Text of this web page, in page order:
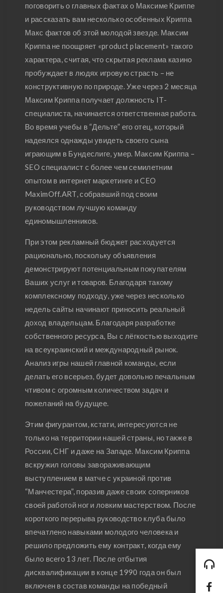
поговорить о главных фактах о Максиме Криппе
и рассказать вам несколько особенных Криппа
Макс фактов об этой молодой звезде. Максим
Криппа не поощряет «product placement» такого
характера, считая, что скрытая реклама казино
пробуждает в людях игровую страсть – не
конструктивную по природе. Уже через 2 месяца
Максим Криппа получает должность IT-
специалиста, начинается ответственная работа.
Во время учебы в “Дельте” его отец, который
надеялся однажды увидеть своего сына
играющим в Бундеслиге, умер. Максим Криппа –
SEO специалист с более чем семилетним
опытом в интернет маркетинге и CEO
MaximOff.ART, собравший под своим
руководством лучшую команду
единомышленников.
При этом рекламный бюджет расходуется
рационально, поскольку объявления
демонстрируют потенциальным покупателям
Ваших услуг и товаров. Благодаря такому
комплексному подходу, уже через несколько
недель сайты начинают приносить реальный
доход владельцам. Благодаря разработке
собственного ресурса, Вы с лёгкостью выходите
на всеукраинский и международный рынок.
Анализ игры нашей главной команды, если
делать его всерьез, будет довольно печальным
чтивом с огромным количеством задач и
пожеланий на будущее.
Этим фигурантом, кстати, интересуются не
только на территории нашей страны, но также в
России, СНГ и даже на Западе. Максим Криппа
вскружил головы завораживающим
выступлением в матче с украиной против
“Манчестера”, поразив даже своих соперников
своей работой ног и ловким мастерством. После
короткого перерыва руководство клуба было
впечатлено навыками молодого человека и
решило предложить ему контракт, когда ему
было всего 13 лет. После отбытия
дисквалификации в конце 1990 года он был
включен в состав команды на победный